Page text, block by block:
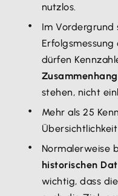
nutzlos.
Im
dürfen
Zusammenhang
stehen, nicht
Mehr als 25
Normalerweise
historischen
wichtig, dass